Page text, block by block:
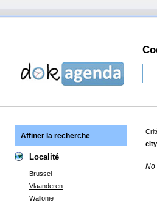
Affiner la recherche
Localité
Brussel
Vlaanderen
Wallonië
No